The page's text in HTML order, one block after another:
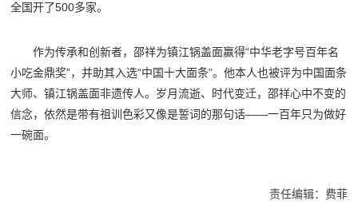
全国开了500多家。
作为传承和创新者，邵祥为镇江锅盖面赢得“中华老字号百年名
小吃金鼎奖”，并助其入选“中国十大面条”。他本人也被评为中国面条
大师、镇江锅盖面非遗传人。岁月流逝、时代变迁，邵祥心中不变的
信念，依然是带有祖训色彩又像是誓词的那句话——一百年只为做好
一碗面。
责任编辑：费菲